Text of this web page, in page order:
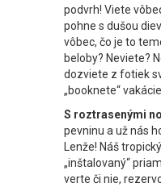
podvrh! Viete
pohne s dušou
vôbec, čo je to
beloby? Neviete?
dozviete z fotiek
„booknete“
S roztrasenými
pevninu a už nás
Lenže! Náš tropický
„inštalovaný“
verte či nie,